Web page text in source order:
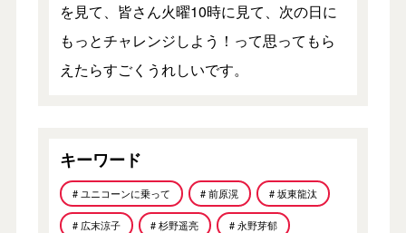
を見て、皆さん火曜10時に見て、次の日に
もっとチャレンジしよう！って思ってもら
えたらすごくうれしいです。
キーワード
# ユニコーンに乗って # 前原滉 # 坂東龍汰
# 広末涼子 # 杉野遥亮 # 永野芽郁